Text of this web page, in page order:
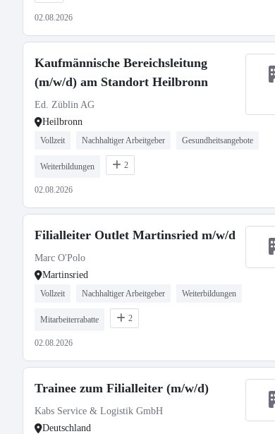
02.08.2026
Kaufmännische Bereichsleitung
(m/w/d) am Standort Heilbronn
Ed. Züblin AG
Heilbronn
Vollzeit Nachhaltiger Arbeitgeber Gesundheitsangebote
Weiterbildungen 2
02.08.2026
Filialleiter Outlet Martinsried m/w/d
Marc O'Polo
Martinsried
Vollzeit Nachhaltiger Arbeitgeber Weiterbildungen
Mitarbeiterrabatte 2
02.08.2026
Trainee zum Filialleiter (m/w/d)
Kabs Service & Logistik GmbH
Deutschland